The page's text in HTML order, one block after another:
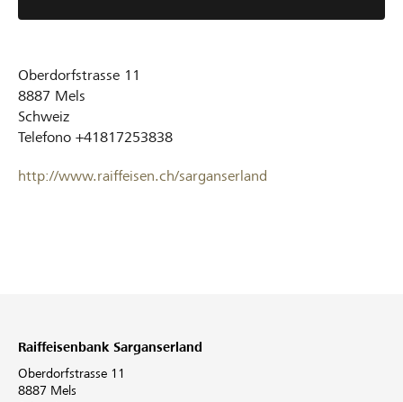
Oberdorfstrasse 11
8887 Mels
Schweiz
Telefono +41817253838
http://www.raiffeisen.ch/sarganserland
Raiffeisenbank Sarganserland
Oberdorfstrasse 11
8887 Mels